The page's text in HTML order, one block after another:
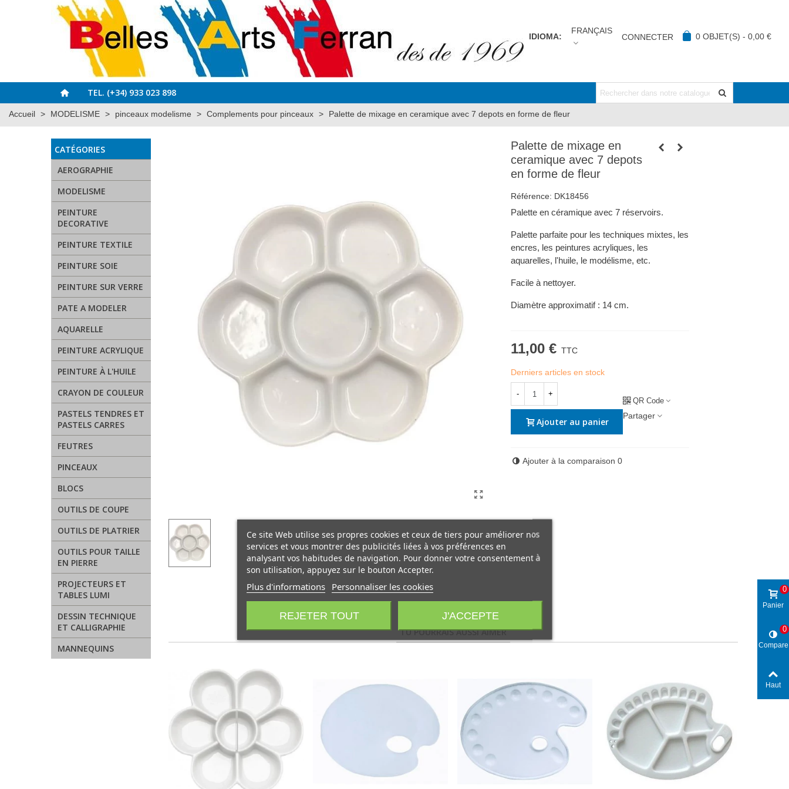
IDIOMA:
FRANÇAIS
CONNECTER 0 OBJET(S) - 0,00 €
TEL. (+34) 933 023 898
Accueil > MODELISME > pinceaux modelisme > Complements pour pinceaux > Palette de mixage en ceramique avec 7 depots en forme de fleur
CATÉGORIES
AEROGRAPHIE
MODELISME
PEINTURE
DECORATIVE
PEINTURE TEXTILE
PEINTURE SOIE
PEINTURE SUR VERRE
PATE A MODELER
AQUARELLE
PEINTURE ACRYLIQUE
PEINTURE À L'HUILE
CRAYON DE COULEUR
PASTELS TENDRES ET
PASTELS CARRES
FEUTRES
PINCEAUX
BLOCS
OUTILS DE COUPE
OUTILS DE PLATRIER
OUTILS POUR TAILLE
EN PIERRE
PROJECTEURS ET
TABLES LUMI
DESSIN TECHNIQUE
ET CALLIGRAPHIE
MANNEQUINS
Palette de mixage en
ceramique avec 7 depots
en forme de fleur
Référence: DK18456
Palette en céramique avec 7 réservoirs.
Palette parfaite pour les techniques mixtes, les
encres, les peintures acryliques, les
aquarelles, l'huile, le modélisme, etc.
Facile à nettoyer.
Diamètre approximatif : 14 cm.
11,00 € TTC
Derniers articles en stock
- +
Ajouter au panier
QR Code
Partager
Ajouter à la comparaison 0
TU POURRAIS AUSSI AIMER
Ce site Web utilise ses propres cookies et ceux de tiers pour améliorer nos
services et vous montrer des publicités liées à vos préférences en
analysant vos habitudes de navigation. Pour donner votre consentement à
son utilisation, appuyez sur le bouton Accepter.
Plus d'informations Personnaliser les cookies
REJETER TOUT J'ACCEPTE
Panier
0
Compare
0
Haut